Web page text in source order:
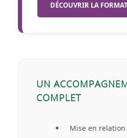
DÉCOUVRIR LA
UN
COMPLET
Mise en